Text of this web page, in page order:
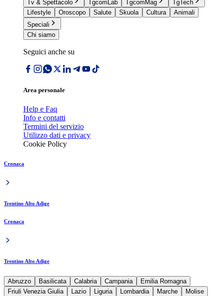
Tv & Spettacolo
TgcomLab TgcomMag
TgTech
Lifestyle
Oroscopo Salute Skuola Cultura
Animali
Speciali
Chi siamo
Seguici anche su
Area personale
Help e Faq
Info e contatti
Termini del servizio
Utilizzo dati e privacy
Cookie Policy
Cronaca
Trentino Alto Adige
Cronaca
Trentino Alto Adige
Abruzzo Basilicata Calabria Campania
Emilia Romagna
Friuli Venezia Giulia
Lazio Liguria Lombardia Marche
Molise